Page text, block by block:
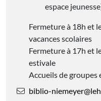
espace
Fermeture à 18h et
vacances scolaires
Fermeture à 17h et
estivale
Accueils de groupes
biblio-